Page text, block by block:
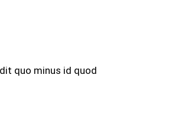
quo minus id quod